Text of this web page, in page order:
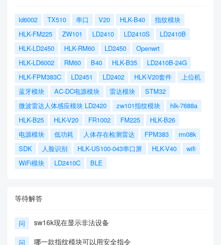
ld6002 TX510 串口 V20 HLK-B40
指纹模块
HLK-FM225
ZW101 LD2410 LD2410S
LD2410B
HLK-LD2450
HLK-RM60 LD2450
Openwrt
HLK-LD6002
RM60 B40 HLK-B35
LD2410B-24G
HLK-FPM383C
LD2451 LD2402 HLK-V20套件
上位机
蓝牙模块
AC-DC电源模块 雷达模块
STM32
微波雷达人体感应模块 LD2420
zw101指纹模块
hlk-7688a
HLK-B25
HLK-V20 FR1002 FM225
HLK-B26
电源模块
低功耗 人体存在检测雷达 FPM383
rm08k
SDK
人脸识别 HLK-US100-043串口屏 HLK-V40
wifi
WiFi模块
LD2410C BLE
等待解答
问 sw16k现在显示非法设备
问 哪一款指纹模块可以用安全指令